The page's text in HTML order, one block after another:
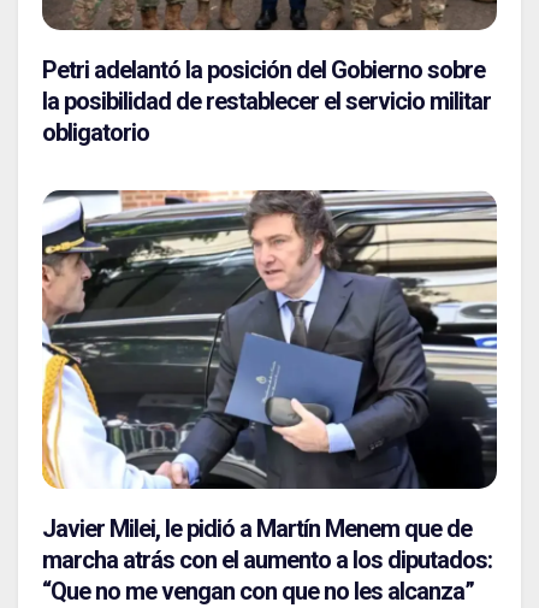
Petri adelantó la posición del Gobierno sobre
la posibilidad de restablecer el servicio militar
obligatorio
Javier Milei, le pidió a Martín Menem que de
marcha atrás con el aumento a los diputados:
“Que no me vengan con que no les alcanza”